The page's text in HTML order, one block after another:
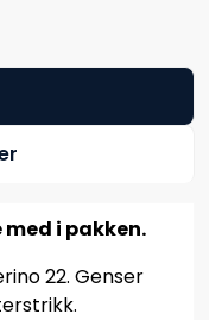
i pakken.
22. Genser